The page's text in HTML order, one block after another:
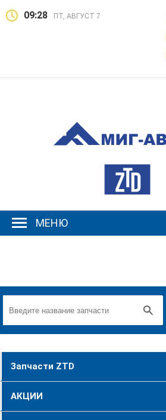
09:28 ПТ, АВГУСТ 7
МЕНЮ
Запчасти ZTD
АКЦИИ